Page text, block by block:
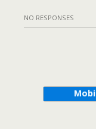
NO RESPONSES